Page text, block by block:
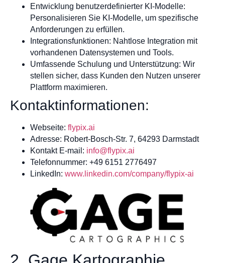
Entwicklung benutzerdefinierter KI-Modelle:
Personalisieren Sie KI-Modelle, um spezifische
Anforderungen zu erfüllen.
Integrationsfunktionen: Nahtlose Integration mit
vorhandenen Datensystemen und Tools.
Umfassende Schulung und Unterstützung: Wir
stellen sicher, dass Kunden den Nutzen unserer
Plattform maximieren.
Kontaktinformationen:
Webseite: flypix.ai
Adresse: Robert-Bosch-Str. 7, 64293 Darmstadt
Kontakt E-mail: info@flypix.ai
Telefonnummer: +49 6151 2776497
LinkedIn: www.linkedin.com/company/flypix-ai